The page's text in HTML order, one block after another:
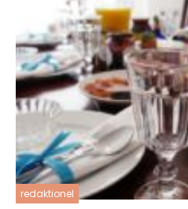
redaktionel